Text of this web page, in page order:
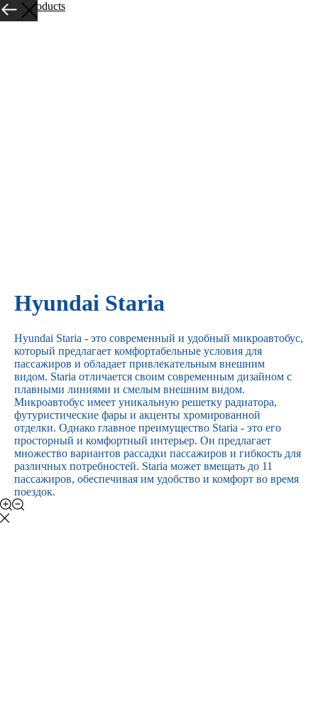
More products
Hyundai Staria
Hyundai Staria - это современный и удобный микроавтобус,
который предлагает комфортабельные условия для
пассажиров и обладает привлекательным внешним
видом. Staria отличается своим современным дизайном с
плавными линиями и смелым внешним видом.
Микроавтобус имеет уникальную решетку радиатора,
футуристические фары и акценты хромированной
отделки. Однако главное преимущество Staria - это его
просторный и комфортный интерьер. Он предлагает
множество вариантов рассадки пассажиров и гибкость для
различных потребностей. Staria может вмещать до 11
пассажиров, обеспечивая им удобство и комфорт во время
поездок.